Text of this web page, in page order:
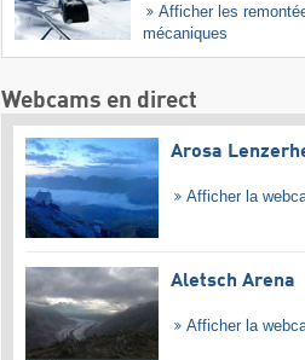
Afficher les
mécaniques
Webcams en direct
Arosa
Afficher la
Aletsch Arena
Afficher la